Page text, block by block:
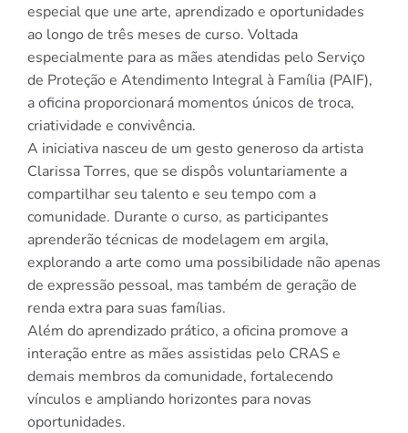
especial que une arte, aprendizado e oportunidades
ao longo de três meses de curso. Voltada
especialmente para as mães atendidas pelo Serviço
de Proteção e Atendimento Integral à Família (PAIF),
a oficina proporcionará momentos únicos de troca,
criatividade e convivência.
A iniciativa nasceu de um gesto generoso da artista
Clarissa Torres, que se dispôs voluntariamente a
compartilhar seu talento e seu tempo com a
comunidade. Durante o curso, as participantes
aprenderão técnicas de modelagem em argila,
explorando a arte como uma possibilidade não apenas
de expressão pessoal, mas também de geração de
renda extra para suas famílias.
Além do aprendizado prático, a oficina promove a
interação entre as mães assistidas pelo CRAS e
demais membros da comunidade, fortalecendo
vínculos e ampliando horizontes para novas
oportunidades.